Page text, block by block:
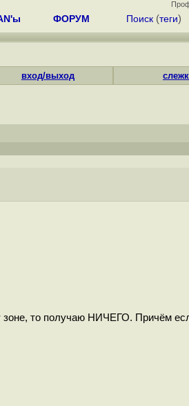
ФОРУМ Поиск (теги)
вход/выход
зоне, то получаю НИЧЕГО. Причём